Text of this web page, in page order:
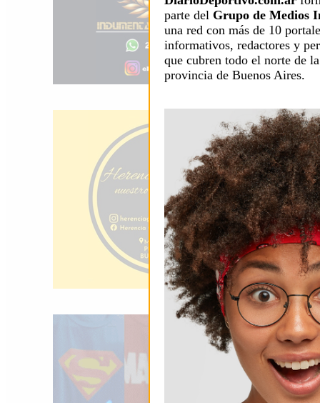
parte del Grupo de Medios
una red con más de 10
informativos, redactores y
que cubren todo el norte de la
provincia de Buenos Aires.